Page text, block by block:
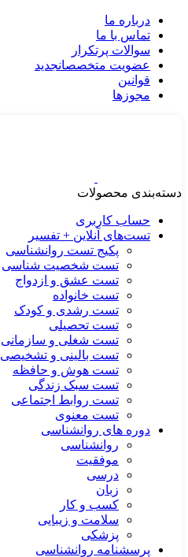
درباره ما
تماس با ما
سوالات پرتکرار
عضویت متخصصانجدید
قوانین
مجوزها
دسته‌بندی محصولات
حساب کاربری
تست‌های آنلاین + تفسیر
پکیج تست روانشناسی
تست شخصیت شناسی
تست عشق و ازدواج
تست خانواده
تست رشدی و کودک
تست تحصیلی
تست شغلی و سازمانی
تست بالینی و تشخیصی
تست هوش و حافظه
تست سبک زندگی
تست روابط اجتماعی
تست معنوی
دوره های روانشناسی
روانشناسی
موفقیت
درسی
زبان
کسب و کار
سلامت و زیبایی
پزشکی
پرسشنامه روانشناسی